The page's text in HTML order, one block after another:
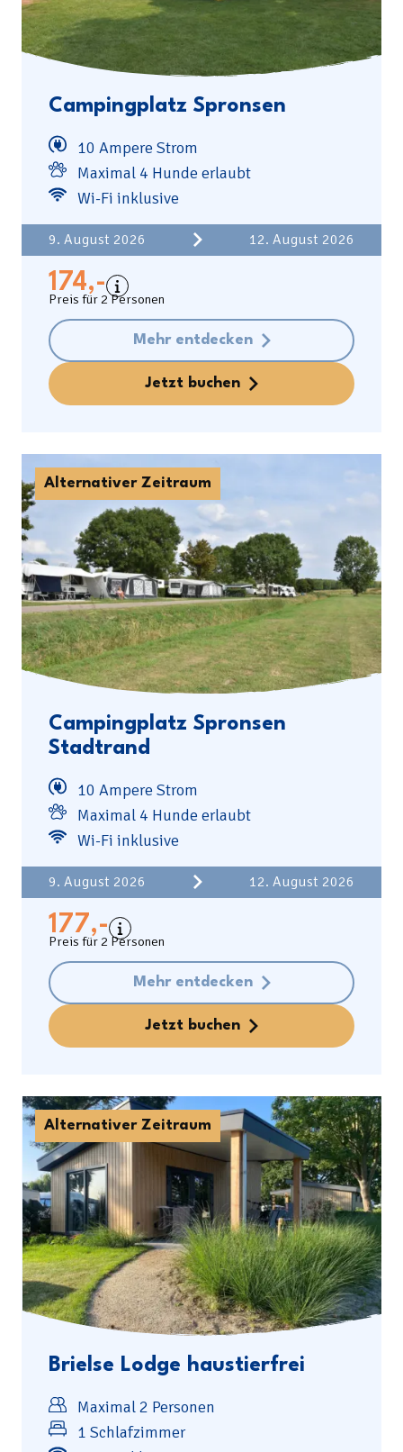
Campingplatz Spronsen
10 Ampere Strom
Maximal 4 Hunde erlaubt
Wi-Fi inklusive
9. August 2026 12. August 2026
174,-
Einschließlich
2 Personen
Kosten der Unterkunft
Kaution
Zugangsschlüssel € 20
Preis für 2 Personen
Mehr entdecken
Jetzt buchen
Alternativer Zeitraum
Campingplatz Spronsen
Stadtrand
10 Ampere Strom
Maximal 4 Hunde erlaubt
Wi-Fi inklusive
9. August 2026 12. August 2026
177,-
2 Personen
Kosten der Unterkunft
Kaution
Zugangsschlüssel € 20
Preis für 2 Personen
Mehr entdecken
Jetzt buchen
Alternativer Zeitraum
Brielse Lodge haustierfrei
Maximal 2 Personen
1 Schlafzimmer